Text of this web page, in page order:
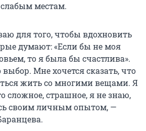
слабым местам.
для того, чтобы вдохновить
думают: «Если бы не моя
то я была бы счастлива».
Мне хочется сказать, что
жить со многими вещами. Я
сложное, страшное, я не знаю,
своим личным опытом, —